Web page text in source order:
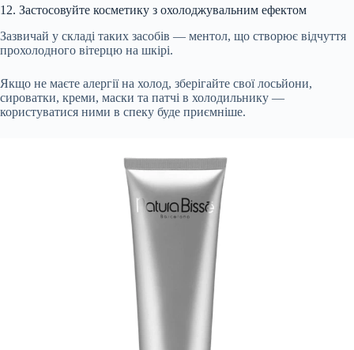
12. Застосовуйте косметику з охолоджувальним ефектом
Зазвичай у складі таких засобів — ментол, що створює відчуття
прохолодного вітерцю на шкірі.
Якщо не маєте алергії на холод, зберігайте свої лосьйони,
сироватки, креми, маски та патчі в холодильнику —
користуватися ними в спеку буде приємніше.